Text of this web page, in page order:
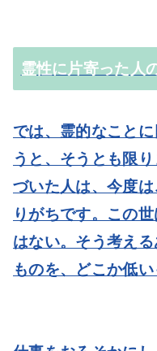
霊性に片寄った人
では、霊的なこと
うと、そうとも限
づいた人は、今度
りがちです。この
はない。そう考え
ものを、どこか低